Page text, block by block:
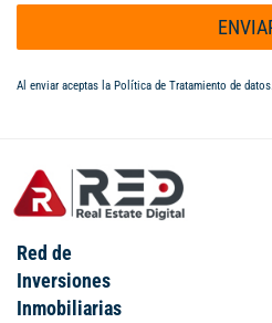
Al enviar aceptas la Política de Tratamiento de datos.
Red de
Inversiones
Inmobiliarias